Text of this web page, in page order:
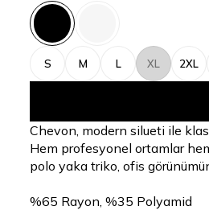
S M L XL 2XL
Chevon, modern silueti ile
Hem profesyonel ortamlar
polo yaka triko, ofis
%65 Rayon, %35 Polyamid